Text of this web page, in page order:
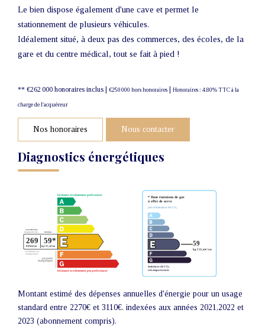
Le bien dispose également d'une cave et permet le
stationnement de plusieurs véhicules.
Idéalement situé, à deux pas des commerces, des écoles, de la
gare et du centre médical, tout se fait à pied !
** €262 000 honoraires inclus | €250 000 hors honoraires | Honoraires : 4.80% TTC à la
charge de l'acquéreur
Nos honoraires Nous contacter
Diagnostics énergétiques
Montant estimé des dépenses annuelles d'énergie pour un usage
standard entre 2270€ et 3110€. indexées aux années 2021,2022 et
2023 (abonnement compris).